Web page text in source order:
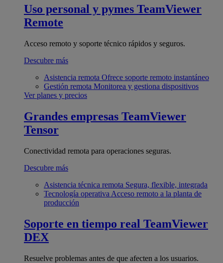
Uso personal y pymes TeamViewer
Remote
Acceso remoto y soporte técnico rápidos y seguros.
Descubre más
Asistencia remota Ofrece soporte remoto instantáneo
Gestión remota Monitorea y gestiona dispositivos
Ver planes y precios
Grandes empresas TeamViewer
Tensor
Conectividad remota para operaciones seguras.
Descubre más
Asistencia técnica remota Segura, flexible, integrada
Tecnología operativa Acceso remoto a la planta de
producción
Soporte en tiempo real TeamViewer
DEX
Resuelve problemas antes de que afecten a los usuarios.